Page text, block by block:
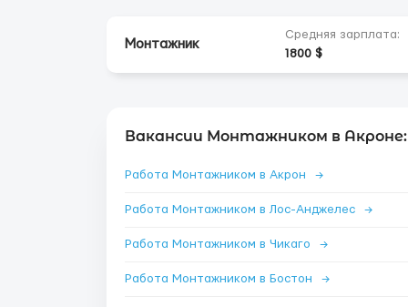
Монтажник
Средняя зарплата:
1800 $
Вакансии Монтажником в Акроне:
Работа Монтажником в Акрон →
Работа Монтажником в Лос-Анджелес →
Работа Монтажником в Чикаго →
Работа Монтажником в Бостон →